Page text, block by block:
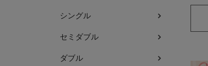
シングル
セミダブル
ダブル